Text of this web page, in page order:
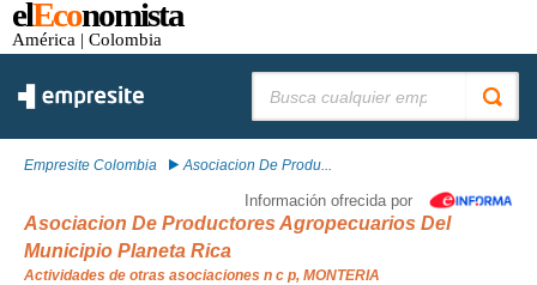
elEconomista
América | Colombia
Empresite Colombia Asociacion De Produ...
Información ofrecida por
Asociacion De Productores Agropecuarios Del
Municipio Planeta Rica
Actividades de otras asociaciones n c p, MONTERIA